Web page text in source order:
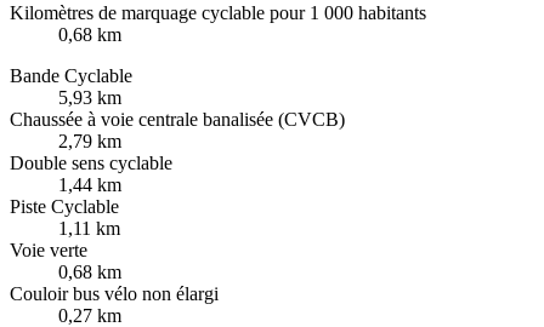
Kilomètres de marquage cyclable pour 1 000 habitants
0,68 km
Bande Cyclable
5,93 km
Chaussée à voie centrale banalisée (CVCB)
2,79 km
Double sens cyclable
1,44 km
Piste Cyclable
1,11 km
Voie verte
0,68 km
Couloir bus vélo non élargi
0,27 km